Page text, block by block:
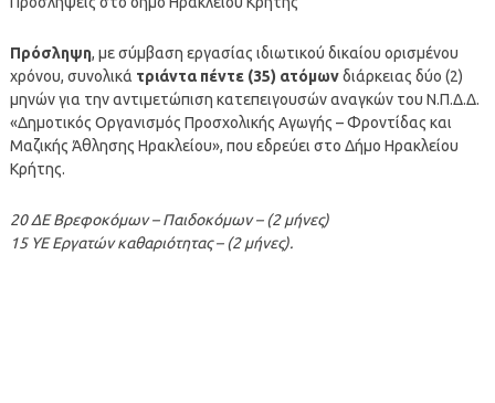
Πρόσληψη, με σύμβαση εργασίας ιδιωτικού δικαίου ορισμένου
χρόνου, συνολικά τριάντα πέντε (35) ατόμωνδιάρκειας δύο (2)
μηνών για την αντιμετώπιση κατεπειγουσών αναγκών του Ν.Π.Δ.Δ.
«Δημοτικός Οργανισμός Προσχολικής Αγωγής – Φροντίδας και
Μαζικής Άθλησης Ηρακλείου», που εδρεύει στο Δήμο Ηρακλείου
Κρήτης.
20 ΔΕ Βρεφοκόμων – Παιδοκόμων – (2 μήνες)
15 ΥΕ Εργατών καθαριότητας – (2 μήνες).